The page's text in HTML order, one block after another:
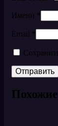
Имени *
Email *